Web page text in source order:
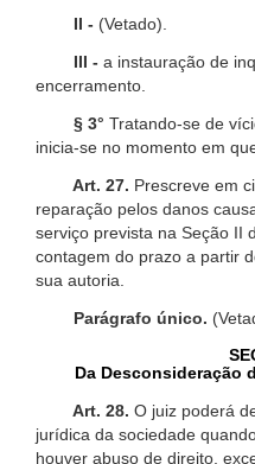
II - (Vetado).
III - a instauração de
encerramento.
§ 3° Tratando-se de
inicia-se no momento em
Art. 27. Prescreve em
reparação pelos danos
serviço prevista na Seção II
contagem do prazo a partir
sua autoria.
Parágrafo único.
Da Desconsideração
Art. 28. O juiz poderá
jurídica da sociedade
houver abuso de direito,